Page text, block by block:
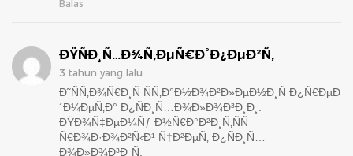
Balas
ÐŸÑÐ¸Ñ…Ð¾Ñ‚ÐµÑ€Ð°Ð¿ÐµÐ²Ñ‚
3 tahun yang lalu
Ð˜ÑÑ‚Ð¾Ñ€Ð¸Ñ ÑÑ‚Ð°Ð½Ð¾Ð²Ð»ÐµÐ½Ð¸Ñ Ð¿Ñ€ÐµÐ
´Ð¼ÐµÑ‚Ð° Ð¿ÑÐ¸Ñ…Ð¾Ð»Ð¾Ð³Ð¸Ð¸.
ÐŸÐ¾Ñ‡ÐµÐ¼Ñƒ Ð½Ñ€Ð°Ð²Ð¸Ñ‚ÑÑ
Ñ€Ð¾Ð·Ð¾Ð²Ñ‹Ð¹ Ñ†Ð²ÐµÑ‚ Ð¿ÑÐ¸Ñ…
Ð¾Ð»Ð¾Ð³Ð¸Ñ.